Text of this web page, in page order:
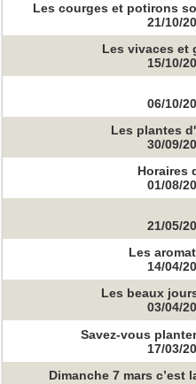
Les courges et potirons
21/10/
Les vivaces et
15/10/
06/10/
Les plantes
30/09/
Horaires
01/08/
21/05/
Les
14/04/
Les beaux
03/04/
Savez-vous
17/03/
Dimanche 7 mars c’est